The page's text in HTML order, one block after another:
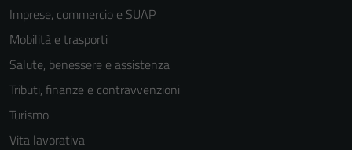
Imprese, commercio e SUAP
Mobilità e trasporti
Salute, benessere e assistenza
Tributi, finanze e contravvenzioni
Turismo
Vita lavorativa